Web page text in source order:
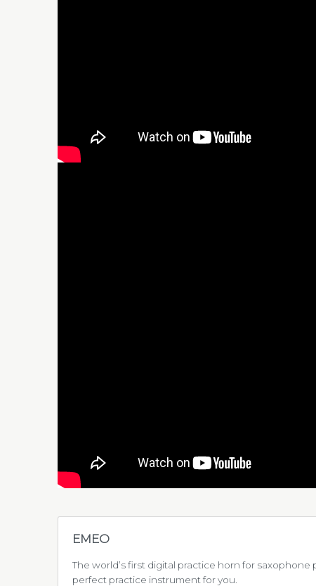
EMEO
The world’s first digital practice horn for
perfect practice instrument for you.